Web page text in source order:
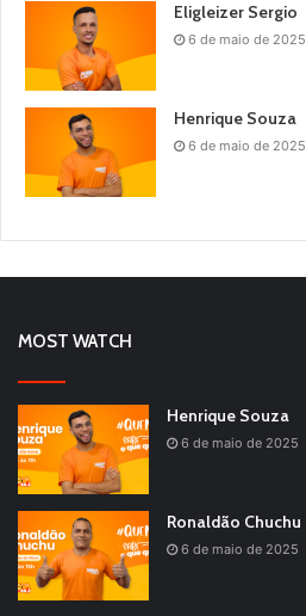
Eligleizer Sergio
6 de maio de 2025
Henrique Souza
6 de maio de 2025
MOST WATCH
Henrique Souza
6 de maio de 2025
Ronaldão Chuchu
6 de maio de 2025